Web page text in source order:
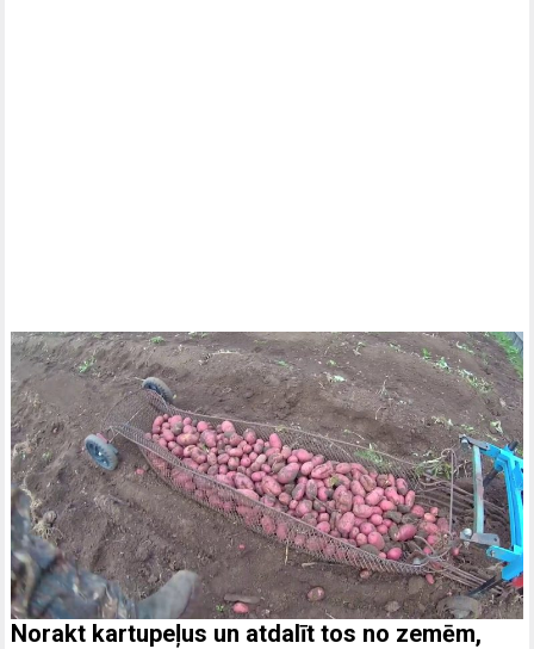
Norakt kartupeļus un atdalīt tos no zemēm,